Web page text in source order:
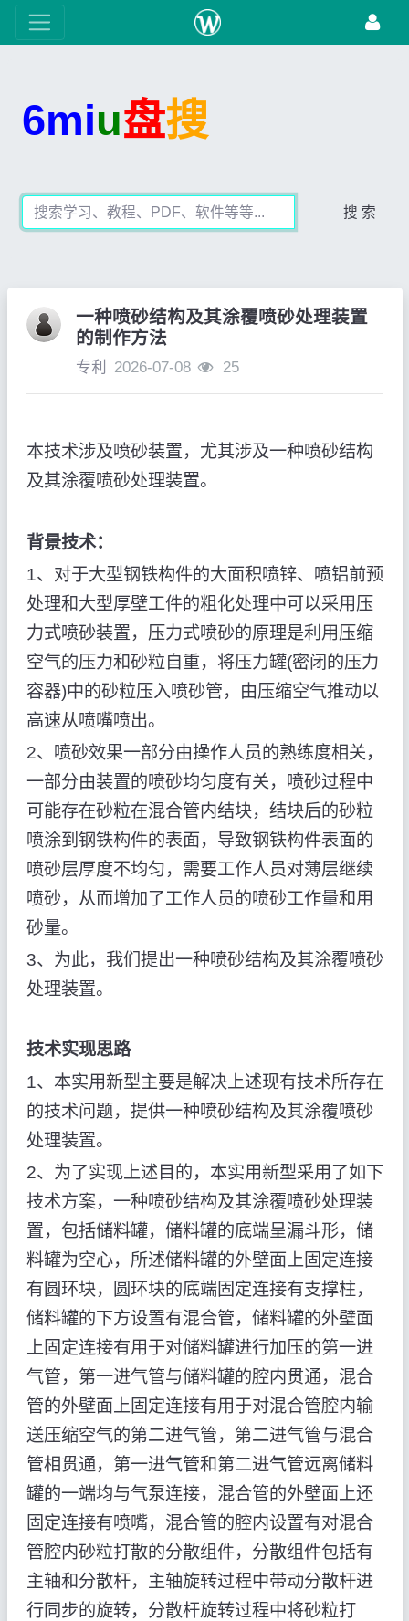
6miu盘搜
搜 索
一种喷砂结构及其涂覆喷砂处理装置
的制作方法
专利 2026-07-08 25
本技术涉及喷砂装置，尤其涉及一种喷砂结构
及其涂覆喷砂处理装置。
背景技术：
1、对于大型钢铁构件的大面积喷锌、喷铝前预
处理和大型厚壁工件的粗化处理中可以采用压
力式喷砂装置，压力式喷砂的原理是利用压缩
空气的压力和砂粒自重，将压力罐(密闭的压力
容器)中的砂粒压入喷砂管，由压缩空气推动以
高速从喷嘴喷出。
2、喷砂效果一部分由操作人员的熟练度相关，
一部分由装置的喷砂均匀度有关，喷砂过程中
可能存在砂粒在混合管内结块，结块后的砂粒
喷涂到钢铁构件的表面，导致钢铁构件表面的
喷砂层厚度不均匀，需要工作人员对薄层继续
喷砂，从而增加了工作人员的喷砂工作量和用
砂量。
3、为此，我们提出一种喷砂结构及其涂覆喷砂
处理装置。
技术实现思路
1、本实用新型主要是解决上述现有技术所存在
的技术问题，提供一种喷砂结构及其涂覆喷砂
处理装置。
2、为了实现上述目的，本实用新型采用了如下
技术方案，一种喷砂结构及其涂覆喷砂处理装
置，包括储料罐，储料罐的底端呈漏斗形，储
料罐为空心，所述储料罐的外壁面上固定连接
有圆环块，圆环块的底端固定连接有支撑柱，
储料罐的下方设置有混合管，储料罐的外壁面
上固定连接有用于对储料罐进行加压的第一进
气管，第一进气管与储料罐的腔内贯通，混合
管的外壁面上固定连接有用于对混合管腔内输
送压缩空气的第二进气管，第二进气管与混合
管相贯通，第一进气管和第二进气管远离储料
罐的一端均与气泵连接，混合管的外壁面上还
固定连接有喷嘴，混合管的腔内设置有对混合
管腔内砂粒打散的分散组件，分散组件包括有
主轴和分散杆，主轴旋转过程中带动分散杆进
行同步的旋转，分散杆旋转过程中将砂粒打